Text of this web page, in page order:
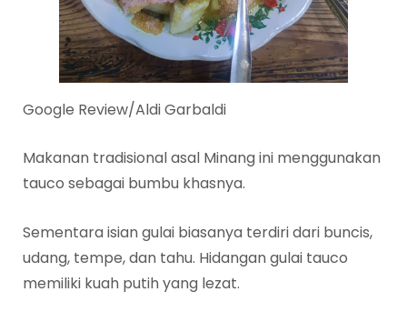
Google Review/Aldi Garbaldi
Makanan tradisional asal Minang ini menggunakan
tauco sebagai bumbu khasnya.
Sementara isian gulai biasanya terdiri dari buncis,
udang, tempe, dan tahu. Hidangan gulai tauco
memiliki kuah putih yang lezat.